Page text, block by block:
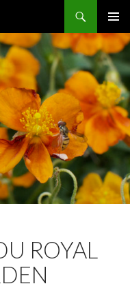
MENU
ROYAL